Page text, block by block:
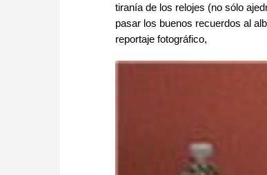
tiranía de los relojes (no sólo
pasar los buenos recuerdos al
reportaje fotográfico,